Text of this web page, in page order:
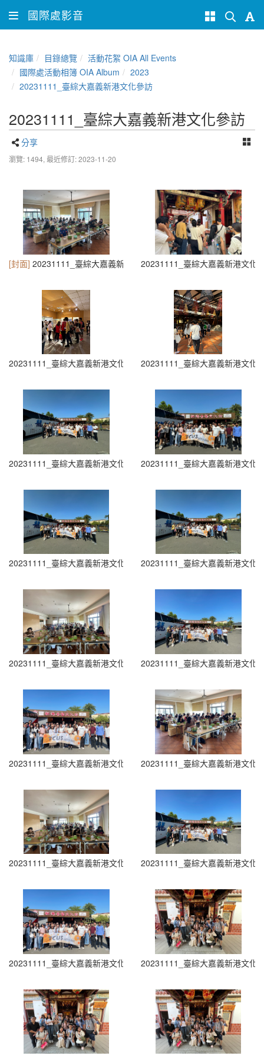
國際處影音
知識庫 目錄總覽
活動花絮 OIA All Events
國際處活動相簿 OIA Album
2023
20231111_臺綜大嘉義新港文化參訪
20231111_臺綜大嘉義新港文化參訪
分享
瀏覽: 1494, 最近修訂: 2023-11-20
[封面] 20231111_臺綜大嘉義新港文化參訪 (10)20231111_臺綜大嘉義新港文化
20231111_臺綜大嘉義新港文化參訪 (12)20231111_臺綜大嘉義新港文化
20231111_臺綜大嘉義新港文化參訪 (14)20231111_臺綜大嘉義新港文化
20231111_臺綜大嘉義新港文化參訪 (16)20231111_臺綜大嘉義新港文化
20231111_臺綜大嘉義新港文化參訪 (18)20231111_臺綜大嘉義新港文化
20231111_臺綜大嘉義新港文化參訪 (20)20231111_臺綜大嘉義新港文化
20231111_臺綜大嘉義新港文化參訪 (2)20231111_臺綜大嘉義新港文化
20231111_臺綜大嘉義新港文化參訪 (4)20231111_臺綜大嘉義新港文化